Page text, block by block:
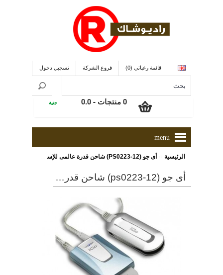
قائمة رغباتي (0) فروع الشركة تسجيل دخول
0 منتجات - 0.0 جنية
menu
الرئيسية » أى جو (PS0223-12) شاحن قدرة عالمى للإستخدام فى كل مكان
أى جو (ps0223-12) شاحن قدرة عالمى للإستخدام فى كل مكان